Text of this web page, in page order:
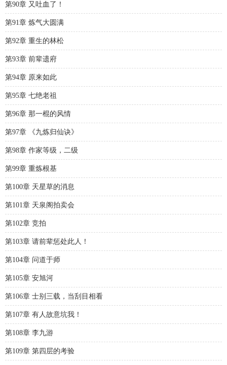
第90章 又吐血了！
第91章 炼气大圆满
第92章 重生的林松
第93章 前辈遗府
第94章 原来如此
第95章 七绝老祖
第96章 那一棍的风情
第97章 《九炼归仙诀》
第98章 作家等级，二级
第99章 重炼根基
第100章 天星草的消息
第101章 天泉阁拍卖会
第102章 竞拍
第103章 请前辈惩处此人！
第104章 问道于师
第105章 安旭河
第106章 士别三载，当刮目相看
第107章 有人故意坑我！
第108章 李九游
第109章 第四层的考验